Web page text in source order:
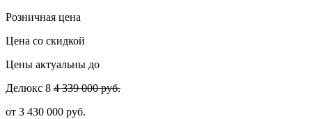
Розничная цена
Цена со скидкой
Цены актуальны до
Делюкс 8 4 339 000 руб.
от 3 430 000 руб.